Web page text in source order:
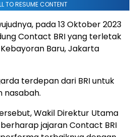
TO RESUME CONTENT
pada 13 Oktober 2023
Contact BRI yang terletak
Baru, Jakarta
terdepan dari BRI untuk
nasabah.
Wakil Direktur Utama
jajaran Contact BRI